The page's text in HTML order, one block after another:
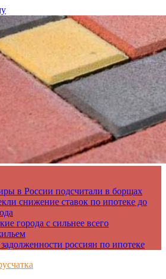
в России подсчитали в борщах
снижение ставок по ипотеке до
города с сильнее всего
россиян по ипотеке